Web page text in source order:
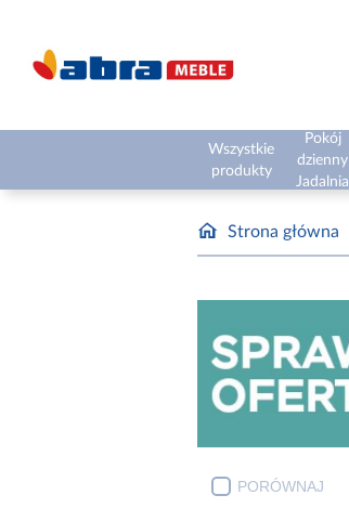
Wszystkie
produkty
Pokój
dzienny
Jadalnia
Strona główna
PORÓWNAJ